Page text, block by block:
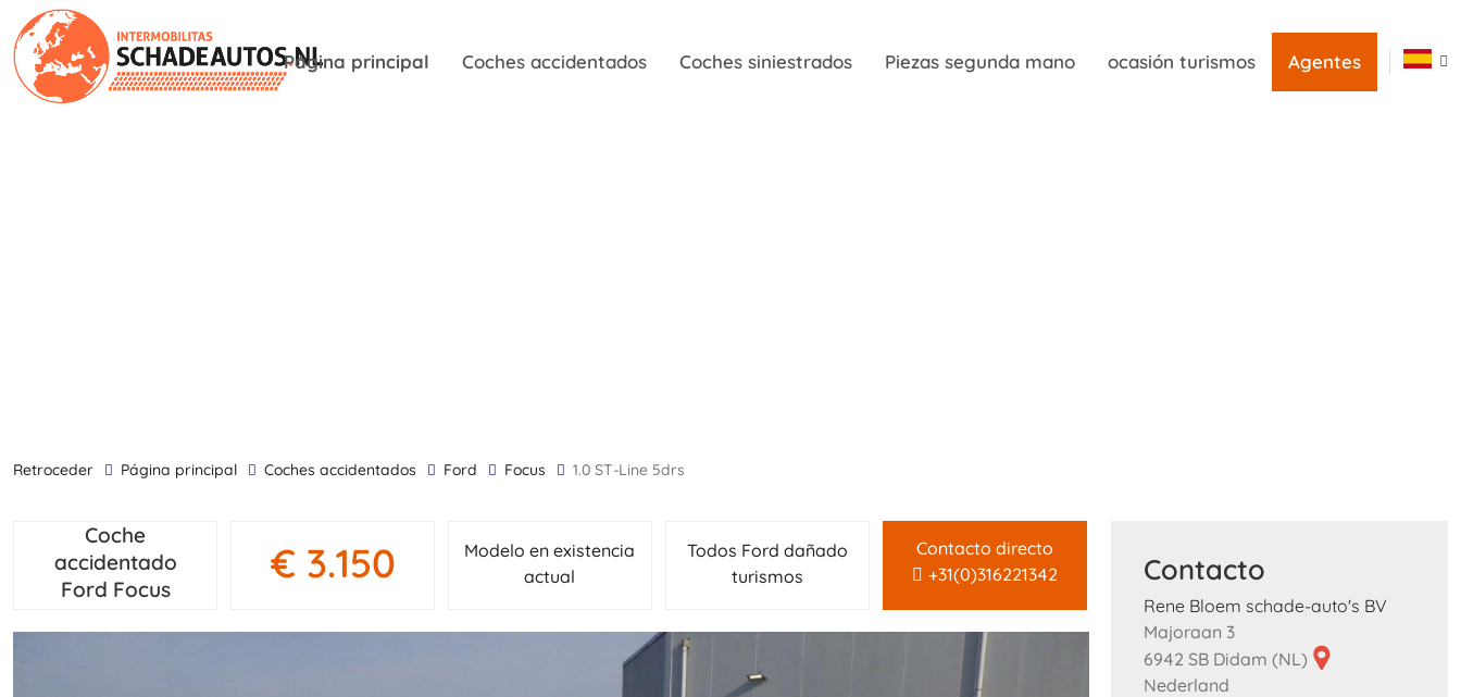
Página principal Coches accidentados Coches siniestrados Piezas segunda mano ocasión turismos Agentes
retroceder Página principal Coches accidentados Ford Focus 1.0 ST-Line 5drs
Coche
accidentado
Ford Focus
€ 3.150
Modelo en existencia
actual
Todos Ford dañado
turismos
Contacto directo
+31(0)316221342
Contacto
Rene Bloem schade-auto's BV
Majoraan 3
6942 SB Didam (NL)
Nederland